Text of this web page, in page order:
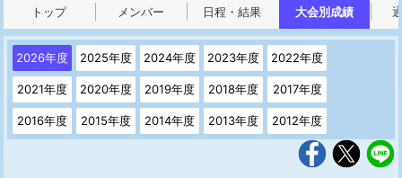
トップ メンバー 日程・結果 大会別成績
2026年度 2025年度 2024年度 2023年度 2022年度
2021年度 2020年度 2019年度 2018年度 2017年度
2016年度 2015年度 2014年度 2013年度 2012年度